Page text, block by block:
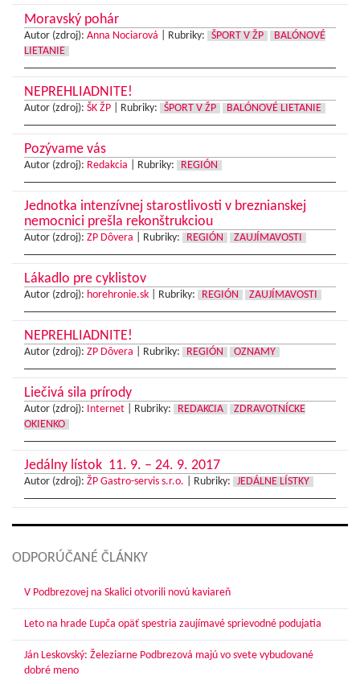
Moravský pohár
Autor (zdroj): Anna Nociarová Rubriky: ŠPORT V ŽP
BALÓNOVÉ
LIETANIE
NEPREHLIADNITE!
Autor (zdroj): ŠK ŽP Rubriky: ŠPORT V ŽP BALÓNOVÉ LIETANIE
Pozývame vás
Autor (zdroj): Redakcia Rubriky: REGIÓN
Jednotka intenzívnej starostlivosti v breznianskej
nemocnici prešla rekonštrukciou
Autor (zdroj): ZP Dôvera Rubriky: REGIÓN ZAUJÍMAVOSTI
Lákadlo pre cyklistov
Autor (zdroj): horehronie.sk Rubriky: REGIÓN ZAUJÍMAVOSTI
NEPREHLIADNITE!
Autor (zdroj): ZP Dôvera Rubriky: REGIÓN OZNAMY
Liečivá sila prírody
Autor (zdroj): Internet Rubriky: REDAKCIA
ZDRAVOTNÍCKE
OKIENKO
Jedálny lístok 11. 9. – 24. 9. 2017
Autor (zdroj): ŽP Gastro-servis s.r.o. Rubriky: JEDÁLNE LÍSTKY
ODPORÚČANÉ ČLÁNKY
V Podbrezovej na Skalici otvorili novú kaviareň
Leto na hrade Ľupča opäť spestria zaujímavé sprievodné podujatia
Ján Leskovský: Železiarne Podbrezová majú vo svete vybudované
dobré meno